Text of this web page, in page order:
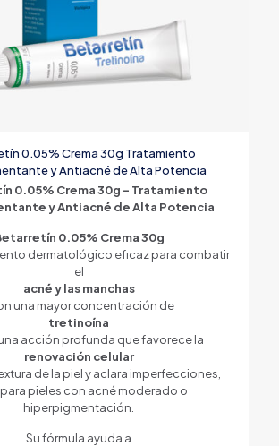
0.05% Crema 30g Tratamiento
y Antiacné de Alta Potencia
0.05% Crema 30g – Tratamiento
y Antiacné de Alta Potencia
0.05% Crema 30g
dermatológico eficaz para combatir
el
acné y las manchas
una mayor concentración de
tretinoína
una acción profunda que favorece la
renovación celular
de la piel y aclara imperfecciones,
pieles con acné moderado o
hiperpigmentación.
Su fórmula ayuda a